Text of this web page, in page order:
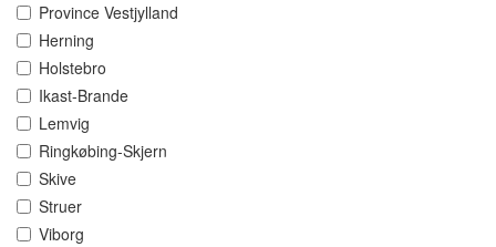
Province Vestjylland
Herning
Holstebro
Ikast-Brande
Lemvig
Ringkøbing-Skjern
Skive
Struer
Viborg